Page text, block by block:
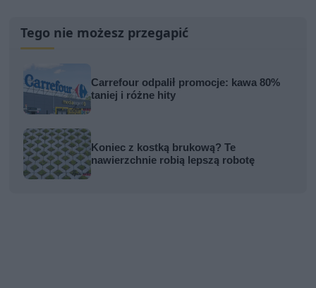
Tego nie możesz przegapić
Carrefour odpalił promocje: kawa 80%
taniej i różne hity
Koniec z kostką brukową? Te
nawierzchnie robią lepszą robotę